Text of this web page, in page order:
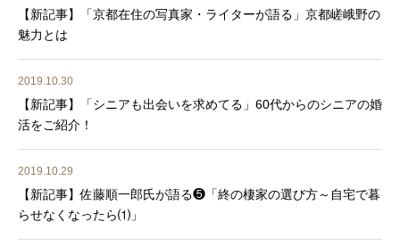
【新記事】「京都在住の写真家・ライターが語る」京都嵯峨野の
魅力とは
2019.10.30
【新記事】「シニアも出会いを求めてる」60代からのシニアの婚
活をご紹介！
2019.10.29
【新記事】佐藤順一郎氏が語る❺「終の棲家の選び方～自宅で暮
らせなくなったら⑴」